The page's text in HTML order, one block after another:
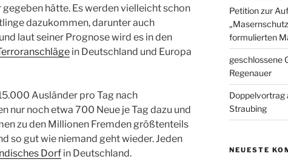
gegeben hätte. Es werden vielleicht schon
dazukommen, darunter auch
und laut seiner Prognose wird es in den
in Deutschland und Europa
Ausländer pro Tag nach
nur noch etwa 700 Neue je Tag dazu und
zu den Millionen Fremden größtenteils
so gut wie niemand geht wieder. Jeden
Dorf in Deutschland.
Petition zur
formulierten
geschlossene
Regenauer
Doppelvortrag
Straubing
NEUESTE